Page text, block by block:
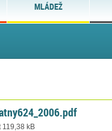
MLÁDEŽ
119,38 kB